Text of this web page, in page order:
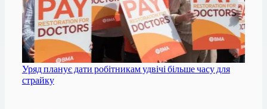
Уряд планує дати робітникам удвічі більше часу для
страйку